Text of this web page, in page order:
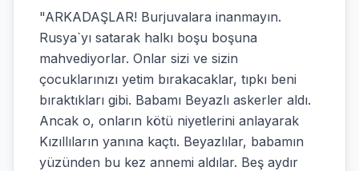
"ARKADAŞLAR! Burjuvalara inanmayın.
Rusya`yı satarak halkı boşu boşuna
mahvediyorlar. Onlar sizi ve sizin
çocuklarınızı yetim bırakacaklar, tıpkı beni
bıraktıkları gibi. Babamı Beyazlı askerler aldı.
Ancak o, onların kötü niyetlerini anlayarak
Kızıllıların yanına kaçtı. Beyazlılar, babamın
yüzünden bu kez annemi aldılar. Beş aydır